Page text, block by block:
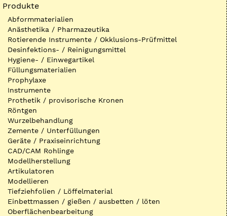
Produkte
Abformmaterialien
Anästhetika / Pharmazeutika
Rotierende Instrumente / Okklusions-Prüfmittel
Desinfektions- / Reinigungsmittel
Hygiene- / Einwegartikel
Füllungsmaterialien
Prophylaxe
Instrumente
Prothetik / provisorische Kronen
Röntgen
Wurzelbehandlung
Zemente / Unterfüllungen
Geräte / Praxiseinrichtung
CAD/CAM Rohlinge
Modellherstellung
Artikulatoren
Modellieren
Tiefziehfolien / Löffelmaterial
Einbettmassen / gießen / ausbetten / löten
Oberflächenbearbeitung